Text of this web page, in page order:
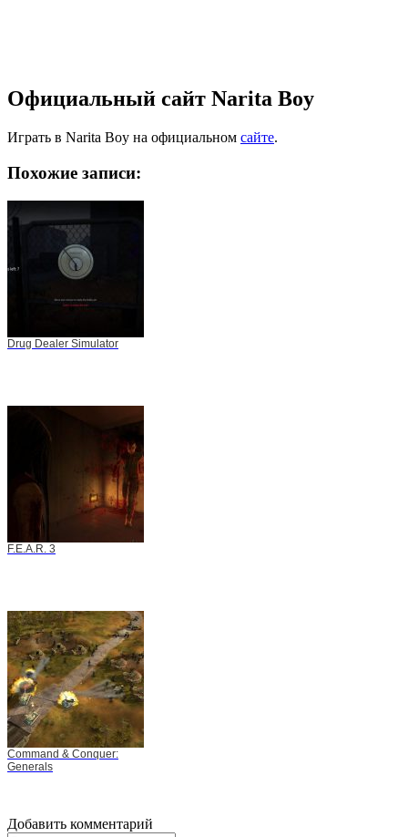
Официальный сайт Narita Boy
Играть в Narita Boy на официальном сайте.
Похожие записи:
Drug Dealer Simulator
F.E.A.R. 3
Command & Conquer:
Generals
Добавить комментарий